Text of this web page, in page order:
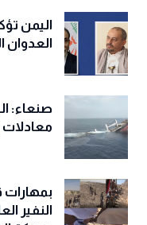
اليمن
العدوان
صنعاء:
معادلات
بمهارات
النفير